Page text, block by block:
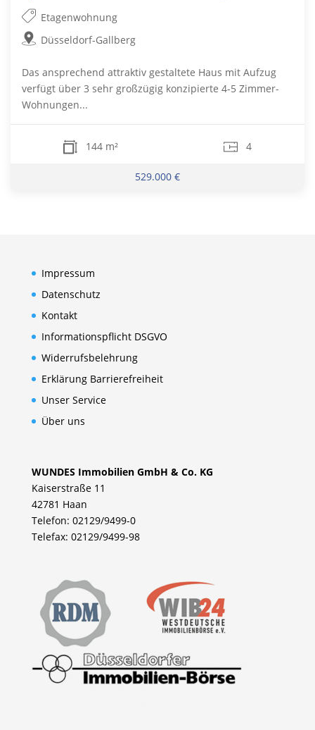
Etagenwohnung
Düsseldorf-Gallberg
Das ansprechend attraktiv gestaltete Haus mit Aufzug
verfügt über 3 sehr großzügig konzipierte 4-5 Zimmer-
Wohnungen...
144 m² 4
529.000 €
Impressum
Datenschutz
Kontakt
Informationspflicht DSGVO
Widerrufsbelehrung
Erklärung Barrierefreiheit
Unser Service
Über uns
WUNDES Immobilien GmbH & Co. KG
Kaiserstraße 11
42781 Haan
Telefon: 02129/9499-0
Telefax: 02129/9499-98